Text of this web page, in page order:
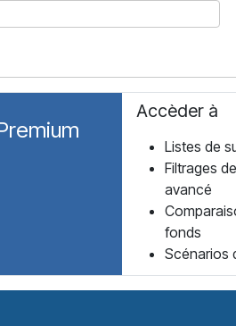
Accèder à
Listes de
Filtrages
avancé
fonds
Scénarios
Forum des